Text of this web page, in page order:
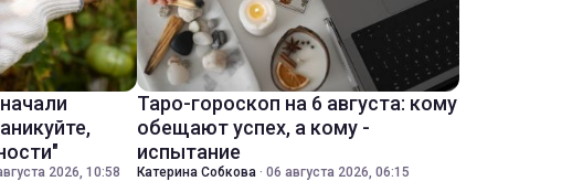
2026, 10:58
Таро-гороскоп на 6 августа: кому
обещают успех, а кому -
испытание
Катерина Собкова · 06 августа 2026, 06:15